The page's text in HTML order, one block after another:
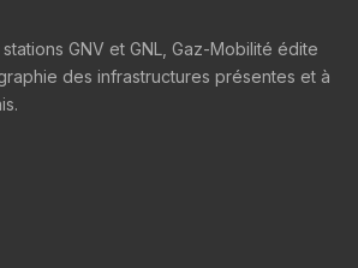
GNV et GNL, Gaz-Mobilité édite
des infrastructures présentes et à